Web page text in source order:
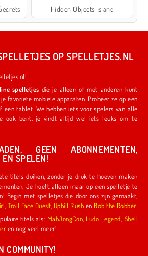
Hidden Objects Island
OP SPELLETJES.NL
spelletjes die je alleen of met anderen kunt
favoriete mobiele apparaten. Probeer ze op een
je vindt altijd wel iets leuks om te
GEEN ABONNEMENTEN,
SPELEN!
duiken, zonder je druk te hoeven maken
Je hoeft alleen maar op een spelletje te
door ons zijn gemaakt,
,Troll Face Quest Uphill Rush en Bob the Robber
We hebben ook andere populaire titels als: MahJongCon Ludo Legend Shell
en nog veel meer!
COMMUNITY!